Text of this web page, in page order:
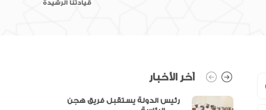
قيادتنا الرشيدة
آخر الأخبار
رئيس الدولة يستقبل فريق هجن